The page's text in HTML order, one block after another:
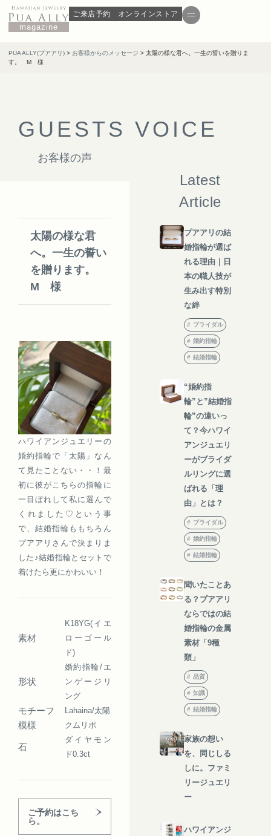
magazine
ご来店予約 オンラインストア
PUA ALLY(プアアリ) > お客様からのメッセージ > 太陽の様な君へ。一生の誓いを贈りま
す。 M 様
G U E STS VO I C E
お客様の声
太陽の様な君
へ。一生の誓い
を贈ります。
M 様
ハワイアンジュエリーの
婚約指輪で「太陽」なん
て見たことない・・！最
初に彼がこちらの指輪に
一目ぼれして私に選んで
くれました♡という事
で、結婚指輪ももちろん
プアアリさんで決まりま
した♪結婚指輪とセットで
着けたら更にかわいい！
素材
K18YG(イエ
ローゴール
ド)
形状
婚約指輪/エ
ンゲージリ
ング
モチーフ Lahaina/太陽
模様 クムリポ
石
ダイヤモン
ド0.3ct
ご予約はこち
ら。
Latest
Article
プアアリの結
婚指輪が選ば
れる理由｜日
本の職人技が
生み出す特別
な絆
ブライダル
婚約指輪
結婚指輪
“婚約指
輪”と”結婚指
輪”の違いっ
て？今ハワイ
アンジュエリ
ーがブライダ
ルリングに選
ばれる「理
由」とは？
ブライダル
婚約指輪
結婚指輪
聞いたことあ
る？プアアリ
ならではの結
婚指輪の金属
素材「9種
類」
品質
知識
結婚指輪
家族の想い
を、同じしる
しに。ファミ
リージュエリ
ー
ハワイアンジ